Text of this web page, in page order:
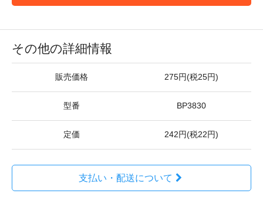
その他の詳細情報
販売価格 275円(税25円)
型番 BP3830
定価 242円(税22円)
支払い・配送について